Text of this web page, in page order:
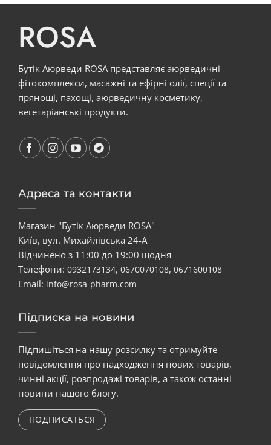
ROSA
Бутік Аюрведи ROSA представляє аюрведичні
фітокомплекси, масажні та ефірні олії, спеції та
прянощі, пахощі, аюрведичну косметику,
вегетаріанські продукти.
Адреса та контакти
Магазин "Бутік Аюрведи ROSA"
Київ, вул. Михайлівська 24-А
Відчинено з 11:00 до 19:00 щодня
Телефони: 0932173134, 0670070108, 0671600108
Email: info@rosa-pharm.com
Підписка на новини
Підпишіться на нашу розсилку та отримуйте
повідомлення про надходження нових товарів,
чинні акції, розпродажі товарів, а також останні
новини нашого блогу.
ПОДПИСАТЬСЯ